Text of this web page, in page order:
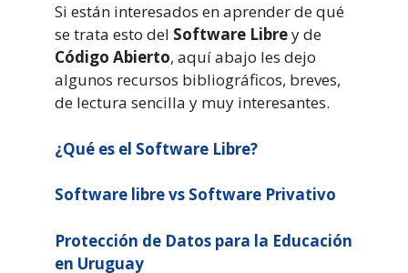
Si están interesados en aprender de qué
se trata esto del Software Librey de
Código Abierto, aquí abajo les dejo
algunos recursos bibliográficos, breves,
de lectura sencilla y muy interesantes.
¿Qué es el Software Libre?
Software libre vs Software Privativo
Protección de Datos para la Educación
en Uruguay